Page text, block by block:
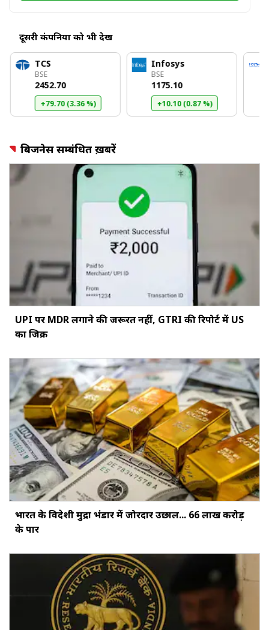
दूसरी कंपनियों को भी देखें
TCS
BSE
₹2452.70
+79.70 (3.36 %)
Infosys
BSE
₹1175.10
+10.10 (0.87 %)
बिजनेस सम्बंधित ख़बरें
UPI पर MDR लगाने की जरूरत नहीं, GTRI की रिपोर्ट में US
का जिक्र
भारत के विदेशी मुद्रा भंडार में जोरदार उछाल... ₹66 लाख करोड़
के पार